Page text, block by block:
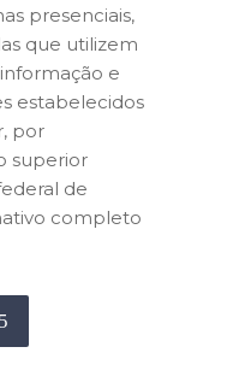
presenciais,
que utilizem
e
estabelecidos
por
superior
de
completo